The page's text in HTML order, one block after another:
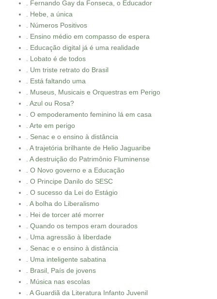
. Fernando Gay da Fonseca, o Educador
. Hebe, a única
. Números Positivos
. Ensino médio em compasso de espera
. Educação digital já é uma realidade
. Lobato é de todos
. Um triste retrato do Brasil
. Está faltando uma
. Museus, Musicais e Orquestras em Perigo
. Azul ou Rosa?
. O empoderamento feminino lá em casa
. Arte em perigo
. Senac e o ensino à distância
. A trajetória brilhante de Helio Jaguaribe
. A destruição do Patrimônio Fluminense
. O Novo governo e a Educação
. O Principe Danilo do SESC
. O sucesso da Lei do Estágio
. A bolha do Liberalismo
. Hei de torcer até morrer
. Quando os tempos eram dourados
. Uma agressão à liberdade
. Senac e o ensino à distância
. Uma inteligente sabatina
. Brasil, País de jovens
. Música nas escolas
. A Guardiã da Literatura Infanto Juvenil